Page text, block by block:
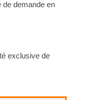
demande en
exclusive de